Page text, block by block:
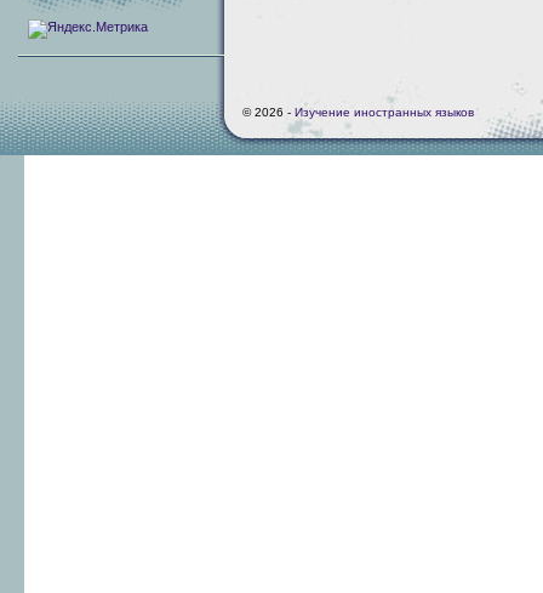
© 2026 - Изучение иностранных языков